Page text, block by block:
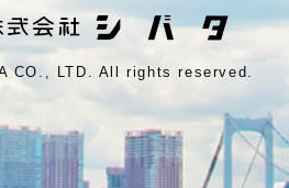
CO., LTD. All rights reserved.